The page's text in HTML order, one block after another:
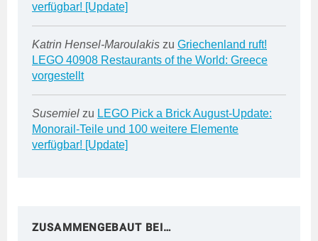
verfügbar! [Update]
Katrin Hensel-Maroulakis zu Griechenland ruft!
LEGO 40908 Restaurants of the World: Greece
vorgestellt
Susemiel zu LEGO Pick a Brick August-Update:
Monorail-Teile und 100 weitere Elemente
verfügbar! [Update]
ZUSAMMENGEBAUT BEI…